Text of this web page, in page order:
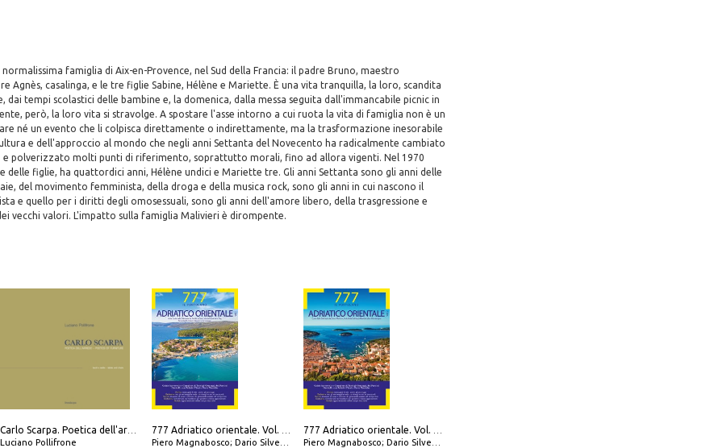
famiglia di Aix-en-Provence, nel Sud della Francia: il padre Bruno, maestro
Agnès, casalinga, e le tre figlie Sabine, Hélène e Mariette. È una vita tranquilla, la loro, scandita
dai tempi scolastici delle bambine e, la domenica, dalla messa seguita dall'immancabile picnic in
però, la loro vita si stravolge. A spostare l'asse intorno a cui ruota la vita di famiglia non è un
né un evento che li colpisca direttamente o indirettamente, ma la trasformazione inesorabile
e dell'approccio al mondo che negli anni Settanta del Novecento ha radicalmente cambiato
e polverizzato molti punti di riferimento, soprattutto morali, fino ad allora vigenti. Nel 1970
delle figlie, ha quattordici anni, Hélène undici e Mariette tre. Gli anni Settanta sono gli anni delle
del movimento femminista, della droga e della musica rock, sono gli anni in cui nascono il
e quello per i diritti degli omosessuali, sono gli anni dell'amore libero, della trasgressione e
vecchi valori. L'impatto sulla famiglia Malivieri è dirompente.
Luciano Pollifrone
Piero Magnabosco; Dario Silvestro; Marco Sbrizzi
Piero Magnabosco; Dario Silvestro; Marco Sbrizzi